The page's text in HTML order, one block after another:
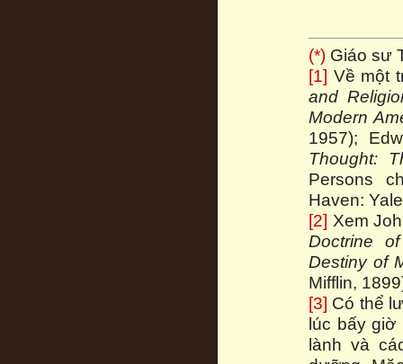
(*) Giáo sư
[1] Về một
and
Modern
1957);
Thought:
Persons
Haven:
[2] Xem
Doctrine
Destiny of
Mifflin,
[3] Có thể
lúc bấy giờ
lành và